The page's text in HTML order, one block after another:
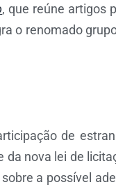
, que reúne artigos
o renomado
de
da nova lei de
a possível